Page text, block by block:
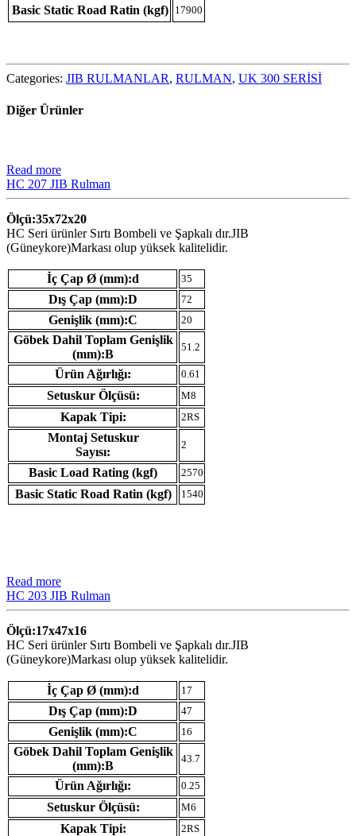
Basic Static Road Ratin (kgf) 17900
Categories: JIB RULMANLAR, RULMAN, UK 300 SERİSİ
Diğer Ürünler
Read more
HC 207 JIB Rulman
Ölçü:35x72x20
HC Seri ürünler Sırtı Bombeli ve Şapkalı dır.JIB
(Güneykore)Markası olup yüksek kalitelidir.
İç Çap Ø (mm):d 35
Dış Çap (mm):D 72
Genişlik (mm):C 20
Göbek Dahil Toplam Genişlik
(mm):B
51.2
Ürün Ağırlığı: 0.61
Setuskur Ölçüsü: M8
Kapak Tipi: 2RS
Montaj Setuskur
Sayısı:
2
Basic Load Rating (kgf) 2570
Basic Static Road Ratin (kgf) 1540
Read more
HC 203 JIB Rulman
Ölçü:17x47x16
HC Seri ürünler Sırtı Bombeli ve Şapkalı dır.JIB
(Güneykore)Markası olup yüksek kalitelidir.
İç Çap Ø (mm):d 17
Dış Çap (mm):D 47
Genişlik (mm):C 16
Göbek Dahil Toplam Genişlik
(mm):B
43.7
Ürün Ağırlığı: 0.25
Setuskur Ölçüsü: M6
Kapak Tipi: 2RS